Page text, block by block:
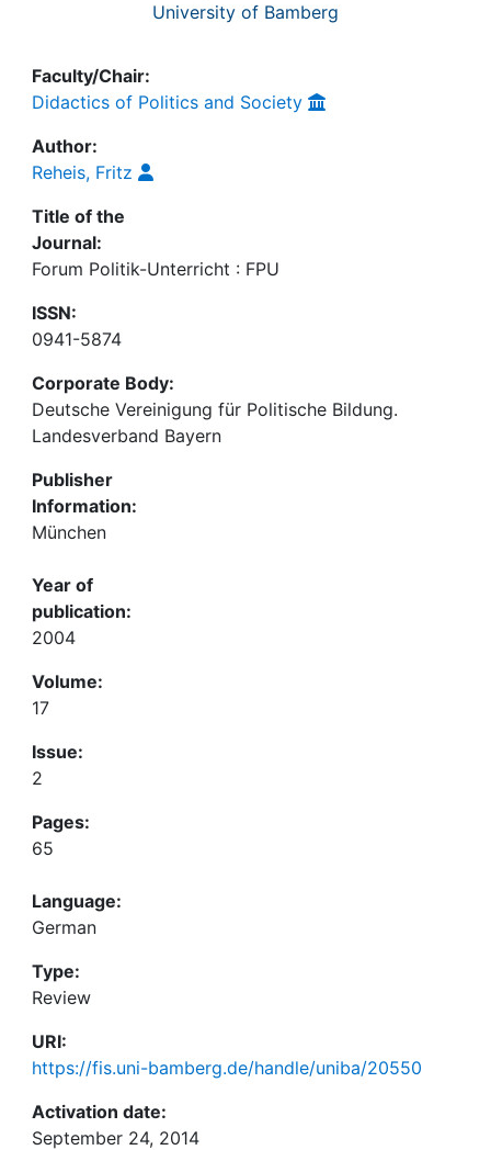
University of Bamberg
Faculty/Chair:
Didactics of Politics and Society
Author:
Reheis, Fritz
Title of the
Journal:
Forum Politik-Unterricht : FPU
ISSN:
0941-5874
Corporate Body:
Deutsche Vereinigung für Politische Bildung.
Landesverband Bayern
Publisher
Information:
München
Year of
publication:
2004
Volume:
17
Issue:
2
Pages:
65
Language:
German
Type:
Review
URI:
https://fis.uni-bamberg.de/handle/uniba/20550
Activation date:
September 24, 2014